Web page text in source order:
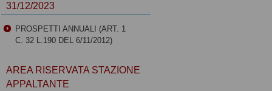
31/12/2023
PROSPETTI ANNUALI (ART. 1
C. 32 L.190 DEL 6/11/2012)
AREA RISERVATA STAZIONE
APPALTANTE